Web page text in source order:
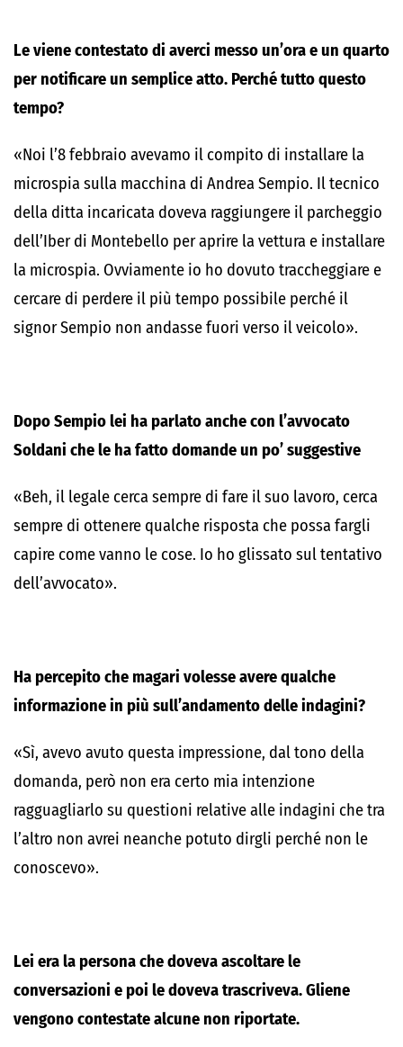
Le viene contestato di averci messo un’ora e un quarto
per notificare un semplice atto. Perché tutto questo
tempo?
«Noi l’8 febbraio avevamo il compito di installare la
microspia sulla macchina di Andrea Sempio. Il tecnico
della ditta incaricata doveva raggiungere il parcheggio
dell’Iber di Montebello per aprire la vettura e installare
la microspia. Ovviamente io ho dovuto traccheggiare e
cercare di perdere il più tempo possibile perché il
signor Sempio non andasse fuori verso il veicolo».
Dopo Sempio lei ha parlato anche con l’avvocato
Soldani che le ha fatto domande un po’ suggestive
«Beh, il legale cerca sempre di fare il suo lavoro, cerca
sempre di ottenere qualche risposta che possa fargli
capire come vanno le cose. Io ho glissato sul tentativo
dell’avvocato».
Ha percepito che magari volesse avere qualche
informazione in più sull’andamento delle indagini?
«Sì, avevo avuto questa impressione, dal tono della
domanda, però non era certo mia intenzione
ragguagliarlo su questioni relative alle indagini che tra
l’altro non avrei neanche potuto dirgli perché non le
conoscevo».
Lei era la persona che doveva ascoltare le
conversazioni e poi le doveva trascriveva. Gliene
vengono contestate alcune non riportate.